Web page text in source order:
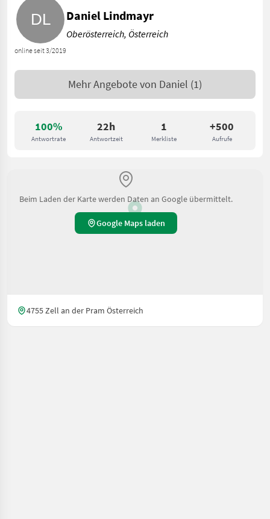
100%
Antwortrate
22h
Antwortzeit
1
Merkliste
+500
Aufrufe
online seit 3/2019
Daniel Lindmayr
Oberösterreich, Österreich
Mehr Angebote von Daniel (1)
Beim Laden der Karte werden Daten an Google übermittelt.
Google Maps laden
4755 Zell an der Pram Österreich